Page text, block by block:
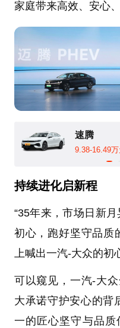
家庭带来高效、安心
速腾
9.38-16.49
持续进化启新程
“35年来，市场日新
初心，跑好坚守品质
上喊出一汽-大众的初
可以窥见，一汽-大
大承诺守护安心的背
一的匠心坚守与品